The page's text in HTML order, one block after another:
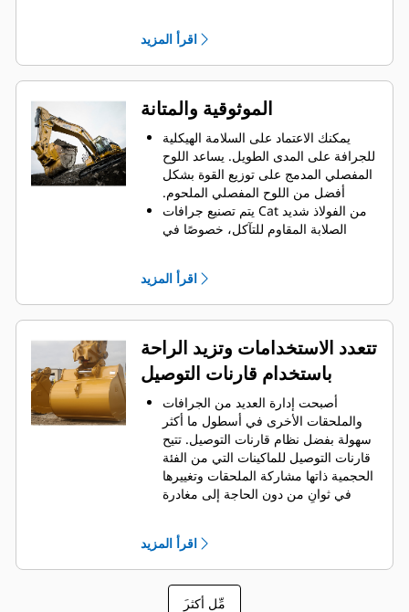
عدم سحب الجزء السفلي من الجرافة،
يزيد استهلاك الوقود إلى الحد الأقصى
أثناء الحفر. تم تصميم جرافات Cat بحيث
تخترق المواد بمنتهى السرعة لتحسين
تحميل كمية أكبر من المواد في أقل وقت
ممكن. يساعد شكل الجرافة والقضبان
الجانبية على الاحتفاظ بمعظم المواد في
الجرافة لكل حمولة.
اقرأ المزيد
الموثوقية والمتانة
يمكنك الاعتماد على السلامة الهيكلية
للجرافة على المدى الطويل. ‏‫يساعد اللوح
المفصلي المدمج على توزيع القوة بشكل
أفضل من اللوح المفصلي الملحوم.
يتم تصنيع جرافات Cat من الفولاذ شديد
الصلابة المقاوم للتآكل، خصوصًا في
يمكنك حماية أهم المناطق التي تتعرض
للتآكل المفرط في الجرافة باستخدام
أدوات التعشيق الأرضية (GET) من Cat .
‏‫تحافظ واقيات القضبان الجانبية والقواطع
الجانبية على أجزاء الجرافة التي تحتك
بالمواد وتخترقها بأكبر قدر.
يمكنك خفض تكاليف الصيانة باختيار
أدوات التعشيق الأرضية (GET) المناسبة
لجرافتك وتطبيقاتك.
تتوفر خيارات متنوعة من أطراف
الجرافات بما يتناسب مع تطبيقاتك.‬ سواء
كنت بحاجة إلى تنظيف الأرض وتسويتها أو
الحفر في المواد الصلبة الكاشطة، ستجد
لدينا الطرف المناسب.
اقرأ المزيد
تتعدد الاستخدامات وتزيد الراحة
باستخدام قارنات التوصيل
أصبحت إدارة العديد من الجرافات
والملحقات الأخرى في أسطول ما أكثر
سهولة بفضل نظام قارنات التوصيل. ‏‫تتيح
قارنات التوصيل للماكينات التي من الفئة
الحجمية ذاتها مشاركة الملحقات وتغييرها
في ثوانٍ من دون الحاجة إلى مغادرة
كما أن الجرافات التي يمكن تثبيتها
مباشرة بالماكينة بمسامير تتوافق مع
قارنات التوصيل ذات مسمار الإمساك من
Cat®‎، باستثناء الجرافات ذات مسمار
الإمساك من الفئة Performance.‬ ‏‫تحتوي
اقرأ المزيد
َمِّل أكثر